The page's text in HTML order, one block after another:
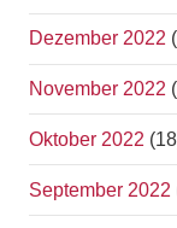
Dezember 2022
November 2022
Oktober 2022
September 2022